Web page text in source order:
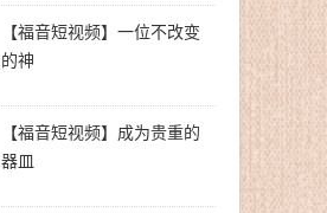
【福音短视频】一位不改变
的神
【福音短视频】成为贵重的
器皿